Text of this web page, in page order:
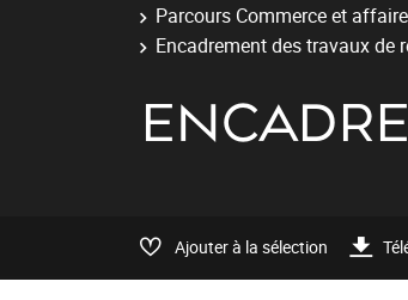
Parcours Commerce et
Encadrement des travaux de
Ajouter à la sélection